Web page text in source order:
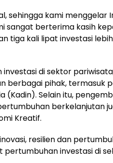
sehingga kami
sangat berterima kasih
tiga kali lipat investasi
investasi di sektor
berbagai pihak, termasuk
(Kadin). Selain itu,
berkelanjutan
Kreatif.
resilien dan
investasi di